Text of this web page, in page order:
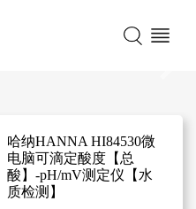
哈纳HANNA HI84530微
电脑可滴定酸度【总
酸】-pH/mV测定仪【水
质检测】